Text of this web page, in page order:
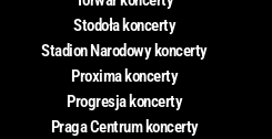
Stodoła koncerty
Stadion Narodowy koncerty
Proxima koncerty
Progresja koncerty
Praga Centrum koncerty